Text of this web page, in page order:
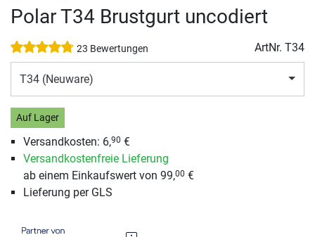
Polar T34 Brustgurt uncodiert
23 Bewertungen ArtNr. T34
T34 (Neuware)
Auf Lager
Versandkosten: 6,90 €
Versandkostenfreie Lieferung
ab einem Einkaufswert von 99,00 €
Lieferung per GLS